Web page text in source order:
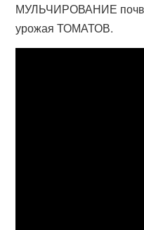
МУЛЬЧИРОВАНИЕ
урожая ТОМАТОВ.